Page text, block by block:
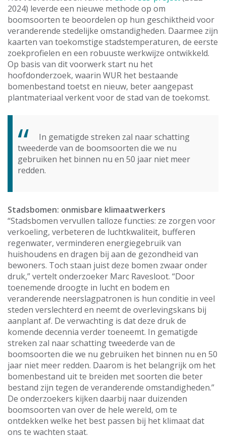
2024) leverde een nieuwe methode op om
boomsoorten te beoordelen op hun geschiktheid voor
veranderende stedelijke omstandigheden. Daarmee zijn
kaarten van toekomstige stadstemperaturen, de eerste
zoekprofielen en een robuuste werkwijze ontwikkeld.
Op basis van dit voorwerk start nu het
hoofdonderzoek, waarin WUR het bestaande
bomenbestand toetst en nieuw, beter aangepast
plantmateriaal verkent voor de stad van de toekomst.
In gematigde streken zal naar schatting
tweederde van de boomsoorten die we nu
gebruiken het binnen nu en 50 jaar niet meer
redden.
Stadsbomen: onmisbare klimaatwerkers
“Stadsbomen vervullen talloze functies: ze zorgen voor
verkoeling, verbeteren de luchtkwaliteit, bufferen
regenwater, verminderen energiegebruik van
huishoudens en dragen bij aan de gezondheid van
bewoners. Toch staan juist deze bomen zwaar onder
druk,” vertelt onderzoeker Marc Ravesloot. “Door
toenemende droogte in lucht en bodem en
veranderende neerslagpatronen is hun conditie in veel
steden verslechterd en neemt de overlevingskans bij
aanplant af. De verwachting is dat deze druk de
komende decennia verder toeneemt. In gematigde
streken zal naar schatting tweederde van de
boomsoorten die we nu gebruiken het binnen nu en 50
jaar niet meer redden. Daarom is het belangrijk om het
bomenbestand uit te breiden met soorten die beter
bestand zijn tegen de veranderende omstandigheden.”
De onderzoekers kijken daarbij naar duizenden
boomsoorten van over de hele wereld, om te
ontdekken welke het best passen bij het klimaat dat
ons te wachten staat.